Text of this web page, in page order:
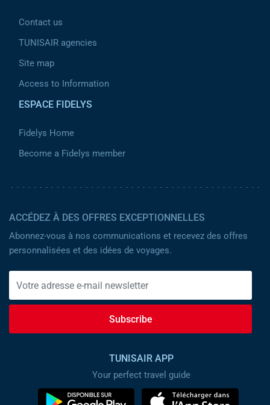
Contact us
TUNISAIR agencies
Site map
Access to Information
ESPACE FIDELYS
Fidelys Home
Become a Fidelys member
ACCÉDEZ À DES OFFRES EXCEPTIONNELLES
Abonnez-vous à nos communications et recevez des offres
personnalisées et des idées de voyages.
Subscribe
TUNISAIR APP
Your perfect travel guide